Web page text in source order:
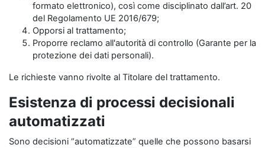
formato elettronico), così come disciplinato dall’art. 20
del Regolamento UE 2016/679;
Opporsi al trattamento;
Proporre reclamo all'autorità di controllo (Garante per la
protezione dei dati personali).
Le richieste vanno rivolte al Titolare del trattamento.
Esistenza di processi decisionali
automatizzati
Sono decisioni “automatizzate” quelle che possono basarsi